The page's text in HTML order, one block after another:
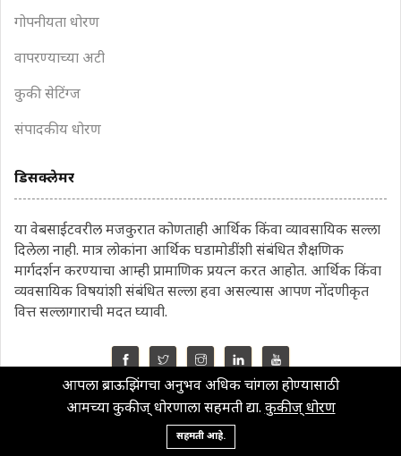
गोपनीयता धोरण
वापरण्याच्या अटी
कुकी सेटिंग्ज
संपादकीय धोरण
डिसक्लेमर
या वेबसाईटवरील मजकुरात कोणताही आर्थिक किंवा व्यावसायिक सल्ला
दिलेला नाही. मात्र लोकांना आर्थिक घडामोडींशी संबंधित शैक्षणिक
मार्गदर्शन करण्याचा आम्ही प्रामाणिक प्रयत्न करत आहोत. आर्थिक किंवा
व्यवसायिक विषयांशी संबंधित सल्ला हवा असल्यास आपण नोंदणीकृत
वित्त सल्लागाराची मदत घ्यावी.
©2022 MahaMoney
आपला ब्राऊझिंगचा अनुभव अधिक चांगला होण्यासाठी
आमच्या कुकीज् धोरणाला सहमती द्या.कुकीज् धोरण
सहमती आहे.